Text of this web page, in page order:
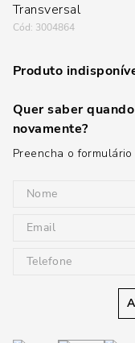
Transversal
: 3004864
Produto
Quer saber
novamente?
Preencha o